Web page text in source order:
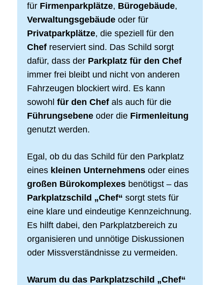
für Firmenparkplätze, Bürogebäude,
Verwaltungsgebäude oder für
Privatparkplätze, die speziell für den
Chef reserviert sind. Das Schild sorgt
dafür, dass der Parkplatz für den Chef
immer frei bleibt und nicht von anderen
Fahrzeugen blockiert wird. Es kann
sowohl für den Chef als auch für die
Führungsebene oder die Firmenleitung
genutzt werden.
Egal, ob du das Schild für den Parkplatz
eines kleinen Unternehmens oder eines
großen Bürokomplexes benötigst – das
Parkplatzschild „Chef“ sorgt stets für
eine klare und eindeutige Kennzeichnung.
Es hilft dabei, den Parkplatzbereich zu
organisieren und unnötige Diskussionen
oder Missverständnisse zu vermeiden.
Warum du das Parkplatzschild „Chef“